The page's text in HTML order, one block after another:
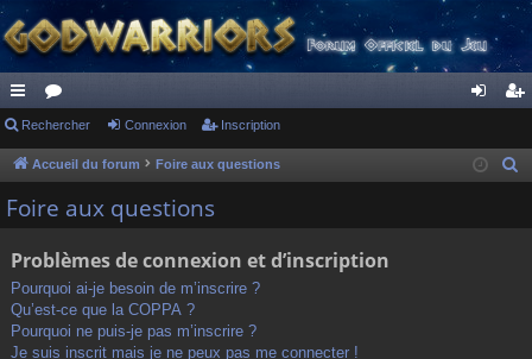
ac
co
ur
s
or
u ne cri
Rechercher Connexion Inscription
Accueil du forum Foire aux questions
Foire aux questions
Problèmes de connexion et d’inscription
Pourquoi ai-je besoin de m’inscrire ?
Qu’est-ce que la COPPA ?
Pourquoi ne puis-je pas m’inscrire ?
Je suis inscrit mais je ne peux pas me connecter !